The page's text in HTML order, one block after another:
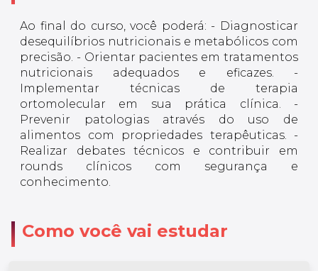
Ao final do curso, você poderá: - Diagnosticar
desequilíbrios nutricionais e metabólicos com
precisão. - Orientar pacientes em tratamentos
nutricionais adequados e eficazes. -
Implementar técnicas de terapia
ortomolecular em sua prática clínica. -
Prevenir patologias através do uso de
alimentos com propriedades terapêuticas. -
Realizar debates técnicos e contribuir em
rounds clínicos com segurança e
conhecimento.
Como você vai estudar